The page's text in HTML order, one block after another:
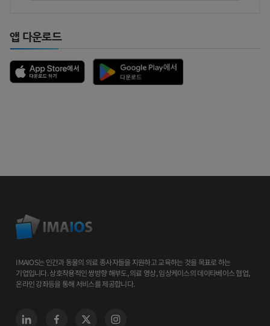
앱 다운로드
IMAIOS는 인간과 동물의 의료 종사자들을 지원하고 교육하는 것을 목표로 하는
기업입니다. 상호작용적인 쌍방향 해부도, 의료 영상, 임상케이스의 데이타베이스 협업,
온라인 강좌등을 통해 서비스를 제공합니다.